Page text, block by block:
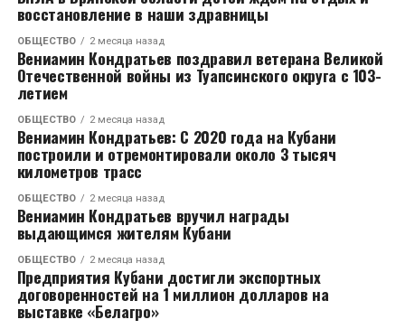
Напомним, что роман с Кабак Тимур Родригез
перестал скрывать совсем недавно. Артист стал
приглашенным гостем в «шоу Воли», где впервые
заявил о своей любви к актрисе и назвал её лучшей
женщиной в мире. По словам шоумена, он наконец-
то нашел, что искал, и наслаждается каждым днем с
избранницей.
Откровения певца вызвали бурные споры в Сети.
Дело в том, что недавно Тимур Родригез впервые
откровенно рассказал о разводе с Анной
Девочкиной после 16 лет брака. Артист решил
разойтись с супругой осенью прошлого года. Он
признался, что объявил жене об этом решение по
восстановление в наши здравницы
ОБЩЕСТВО 2 месяца назад
Вениамин Кондратьев поздравил ветерана Великой
Отечественной войны из Туапсинского округа с 103-
летием
ОБЩЕСТВО 2 месяца назад
Вениамин Кондратьев: С 2020 года на Кубани
построили и отремонтировали около 3 тысяч
километров трасс
ОБЩЕСТВО 2 месяца назад
Вениамин Кондратьев вручил награды
выдающимся жителям Кубани
ОБЩЕСТВО 2 месяца назад
Предприятия Кубани достигли экспортных
договоренностей на 1 миллион долларов на
выставке «Белагро»